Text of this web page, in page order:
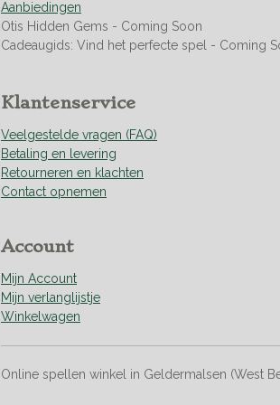
4
6
0
2
9
1
s
t
e
n
Aanbiedingen
Otis Hidden Gems - Coming Soon
Cadeaugids: Vind het perfecte spel - Coming
Klantenservice
Veelgestelde vragen (FAQ)
Betaling en levering
Retourneren en klachten
Contact opnemen
Account
Mijn Account
Mijn verlanglijstje
Winkelwagen
Online spellen winkel in Geldermalsen (West